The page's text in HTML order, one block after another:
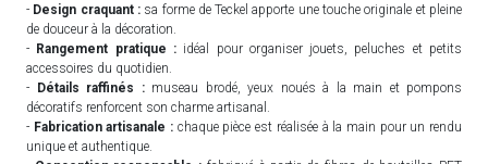
- Design craquant :sa forme de Teckel apporte une touche originale et pleine
de douceur à la décoration.
- Rangement pratique :idéal pour organiser jouets, peluches et petits
accessoires du quotidien.
- Détails raffinés :museau brodé, yeux noués à la main et pompons
décoratifs renforcent son charme artisanal.
- Fabrication artisanale : chaque pièce est réalisée à la main pour un rendu
unique et authentique.